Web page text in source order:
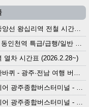
경의중앙선 왕십리역 전철 시간표 (2026.4.20~)
1호선 동인천역 특급/급행/일반 전철 시간표 (2026.2.28~)
열차 시간표 (2026.2.28~)
남도한바퀴 - 광주·전남 여행 버스 노선 (2026.3.1~5.31)
유스퀘어 광주종합버스터미널 - 곡성,순천／화순,보성,율포 방면 시외버스 시간표 (2026.1.31)
유스퀘어 광주종합버스터미널 - 담양, 순창, 남원, 무주, 장수, 거창, 대구 방면 시외버스 시간표 (2026...